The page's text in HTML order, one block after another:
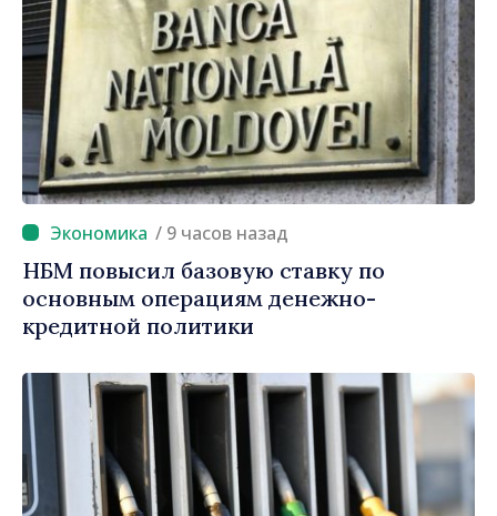
/ 9 часов назад
НБМ повысил базовую ставку по
основным операциям денежно-
кредитной политики